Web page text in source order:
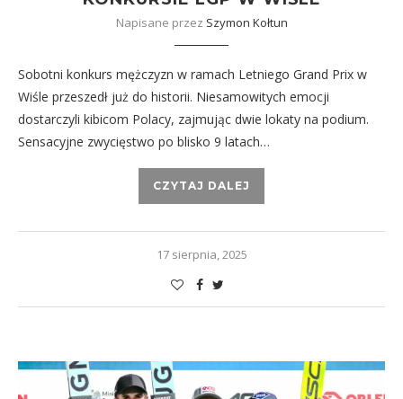
Napisane przez Szymon Kołtun
Sobotni konkurs mężczyzn w ramach Letniego Grand Prix w
Wiśle przeszedł już do historii. Niesamowitych emocji
dostarczyli kibicom Polacy, zajmując dwie lokaty na podium.
Sensacyjne zwycięstwo po blisko 9 latach…
CZYTAJ DALEJ
17 sierpnia, 2025